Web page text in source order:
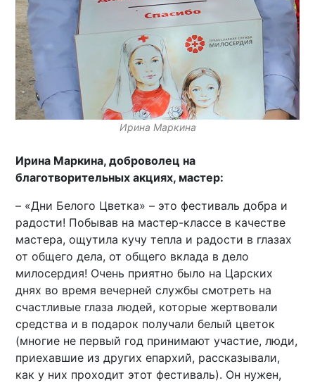
Ирина Маркина
Ирина Маркина, доброволец на
благотворительных акциях, мастер:
– «Дни Белого Цветка» – это фестиваль добра и
радости! Побывав на мастер-классе в качестве
мастера, ощутила кучу тепла и радости в глазах
от общего дела, от общего вклада в дело
милосердия! Очень приятно было на Царских
днях во время вечерней службы смотреть на
счастливые глаза людей, которые жертвовали
средства и в подарок получали белый цветок
(многие не первый год принимают участие, люди,
приехавшие из других епархий, рассказывали,
как у них проходит этот фестиваль). Он нужен,